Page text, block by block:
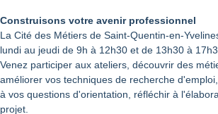
Construisons votre avenir professionnel
La Cité des Métiers de Saint-Quentin-en-
lundi au jeudi de 9h à 12h30 et de 13h30 à
Venez participer aux ateliers, découvrir des
améliorer vos techniques de recherche
à vos questions d'orientation, réfléchir à
projet.